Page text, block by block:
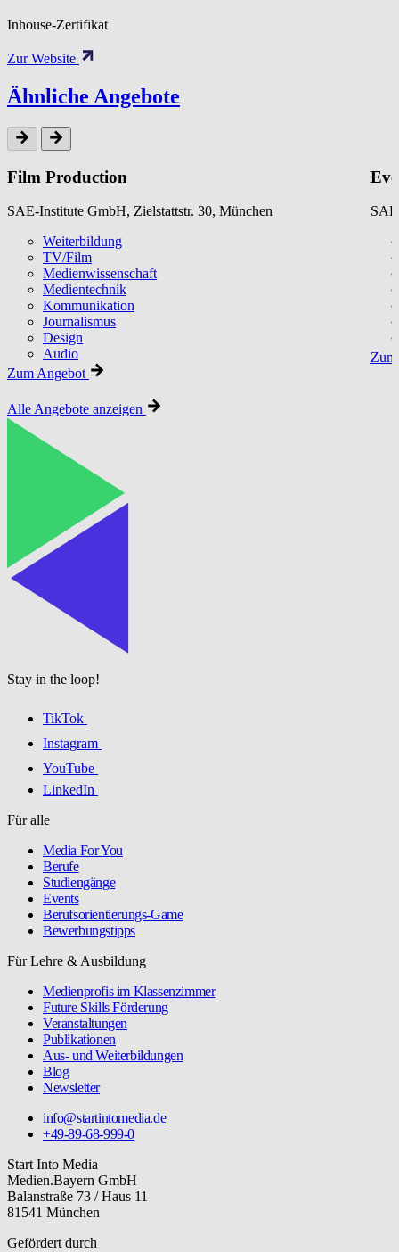
Inhouse-Zertifikat
Zur Website
Ähnliche Angebote
Film Production
SAE-Institute GmbH, Zielstattstr. 30, München
Weiterbildung
TV/Film
Medienwissenschaft
Medientechnik
Kommunikation
Journalismus
Design
Audio
Zum Angebot
Alle Angebote anzeigen
Stay in the loop!
TikTok
Instagram
YouTube
LinkedIn
Für alle
Media For You
Berufe
Studiengänge
Events
Berufsorientierungs-Game
Bewerbungstipps
Für Lehre & Ausbildung
Medienprofis im Klassenzimmer
Future Skills Förderung
Veranstaltungen
Publikationen
Aus- und Weiterbildungen
Blog
Newsletter
info@startintomedia.de
+49-89-68-999-0
Start Into Media
Medien.Bayern GmbH
Balanstraße 73 / Haus 11
81541 München
Gefördert durch